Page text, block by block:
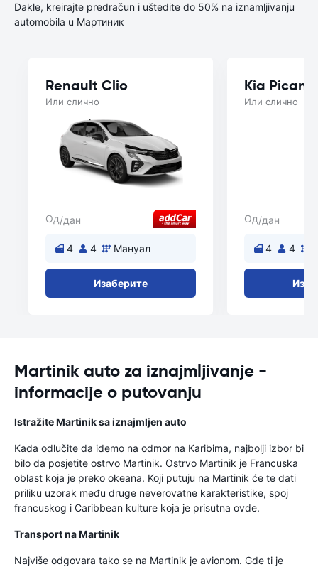
Dakle, kreirajte predračun i uštedite do 50% na iznamljivanju
automobila u Мартиник
Renault Clio
Или слично
Од/дан
4 4 Мануал
Изаберите
Kia
Или слично
Од/дан
4 4
Martinik auto za iznajmljivanje -
informacije o putovanju
Istražite Martinik sa iznajmljen auto
Kada odlučite da idemo na odmor na Karibima, najbolji izbor bi
bilo da posjetite ostrvo Martinik. Ostrvo Martinik je Francuska
oblast koja je preko okeana. Koji putuju na Martinik će te dati
priliku uzorak među druge neverovatne karakteristike, spoj
francuskog i Caribbean kulture koja je prisutna ovde.
Transport na Martinik
Najviše odgovara tako se na Martinik je avionom. Gde ti je